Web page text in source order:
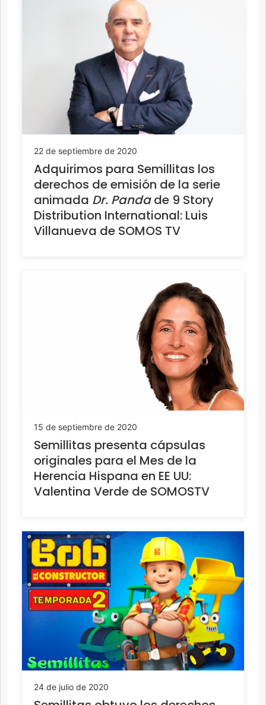
22 de septiembre de 2020
Adquirimos para Semillitas los
derechos de emisión de la serie
animada Dr. Pandade 9 Story
Distribution International: Luis
Villanueva de SOMOS TV
15 de septiembre de 2020
Semillitas presenta cápsulas
originales para el Mes de la
Herencia Hispana en EE UU:
Valentina Verde de SOMOSTV
24 de julio de 2020